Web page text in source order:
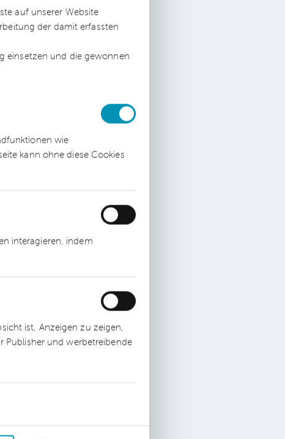
auf unserer Website
der damit erfassten
einsetzen und die gewonnen
wie
kann ohne diese Cookies
interagieren, indem
ist, Anzeigen zu zeigen,
Publisher und werbetreibende